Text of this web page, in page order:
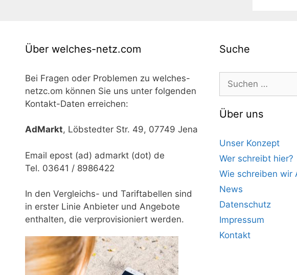
Über welches-netz.com
Bei Fragen oder Problemen zu welches-
netzc.om können Sie uns unter folgenden
Kontakt-Daten erreichen:
AdMarkt, Löbstedter Str. 49, 07749 Jena
Email epost (ad) admarkt (dot) de
Tel. 03641 / 8986422
In den Vergleichs- und Tariftabellen sind
in erster Linie Anbieter und Angebote
enthalten, die verprovisioniert werden.
Suche
nach:
Über uns
Unser Konzept
Wer schreibt hier?
Wie schreiben wir
News
Datenschutz
Impressum
Kontakt